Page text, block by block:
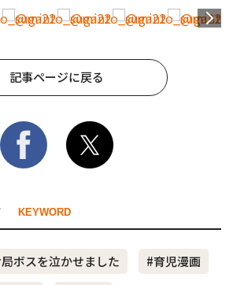
記事ページに戻る
KEYWORD
ボスを泣かせました
#育児漫画